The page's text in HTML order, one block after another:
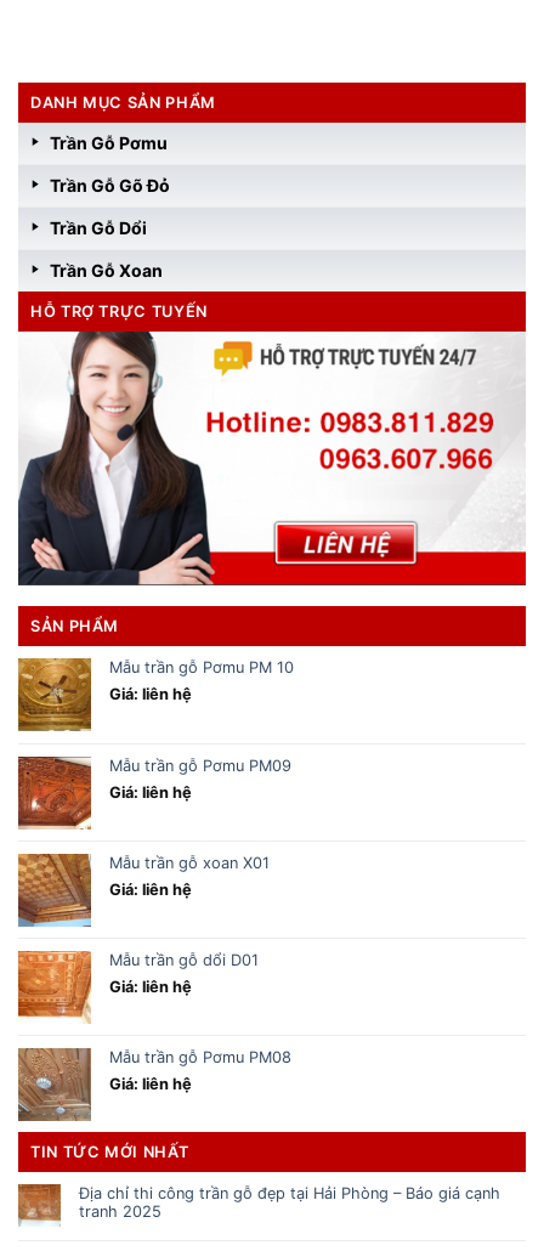
DANH MỤC SẢN PHẨM
Trần Gỗ Pơmu
Trần Gỗ Gõ Đỏ
Trần Gỗ Dổi
Trần Gỗ Xoan
HỖ TRỢ TRỰC TUYẾN
SẢN PHẨM
Mẫu trần gỗ Pơmu PM 10
Giá: liên hệ
Mẫu trần gỗ Pơmu PM09
Giá: liên hệ
Mẫu trần gỗ xoan X01
Giá: liên hệ
Mẫu trần gỗ dổi D01
Giá: liên hệ
Mẫu trần gỗ Pơmu PM08
Giá: liên hệ
TIN TỨC MỚI NHẤT
Địa chỉ thi công trần gỗ đẹp tại Hải Phòng – Báo giá cạnh
tranh 2025